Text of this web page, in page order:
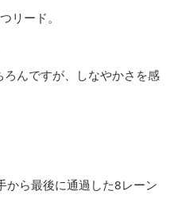
リード。
んですが、しなやかさを感
から最後に通過した8レーン